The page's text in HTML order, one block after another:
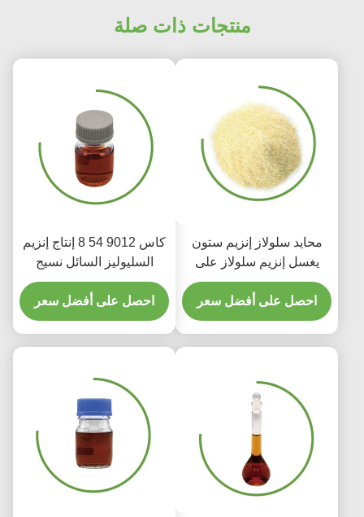
منتجات ذات صلة
محايد سلولاز إنزيم ستون
يغسل إنزيم سلولاز على
الجينز الدينيم
احصل على أفضل سعر
كاس 9012 54 8 إنتاج إنزيم
السليوليز السائل نسيج
بوليش قابل للتحلل
احصل على أفضل سعر